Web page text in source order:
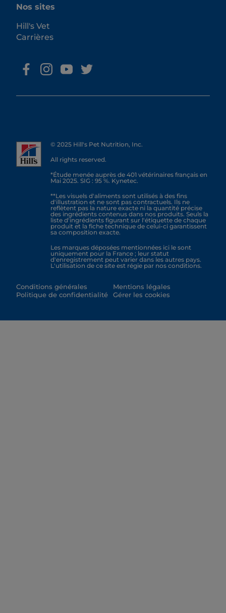
Nos sites
Hill's Vet
Carrières
© 2025 Hill's Pet Nutrition, Inc.
All rights reserved.
*Étude menée auprès de 401 vétérinaires français en
Mai 2025. SIG : 95 %. Kynetec.
**Les visuels d'aliments sont utilisés à des fins
d'illustration et ne sont pas contractuels. Ils ne
reflètent pas la nature exacte ni la quantité précise
des ingrédients contenus dans nos produits. Seuls la
liste d'ingrédients figurant sur l'étiquette de chaque
produit et la fiche technique de celui-ci garantissent
sa composition exacte.
Les marques déposées mentionnées ici le sont
uniquement pour la France ; leur statut
d'enregistrement peut varier dans les autres pays.
L'utilisation de ce site est régie par nos conditions.
Conditions générales
Politique de confidentialité
Mentions légales
Gérer les cookies